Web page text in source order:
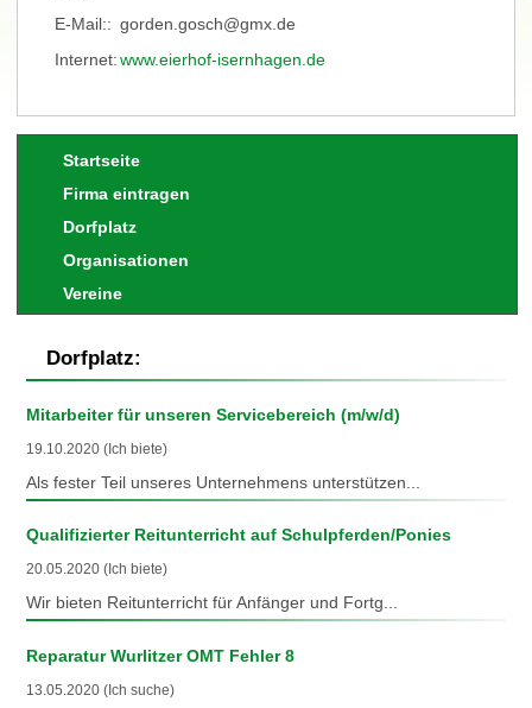
Startseite
Firma eintragen
Dorfplatz
Organisationen
Vereine
Dorfplatz:
Mitarbeiter für unseren Servicebereich (m/w/d)
19.10.2020 (Ich biete)
Als fester Teil unseres Unternehmens unterstützen...
Qualifizierter Reitunterricht auf Schulpferden/Ponies
20.05.2020 (Ich biete)
Wir bieten Reitunterricht für Anfänger und Fortg...
Reparatur Wurlitzer OMT Fehler 8
13.05.2020 (Ich suche)
E-Mail:: gorden.gosch@gmx.de
Internet:www.eierhof-isernhagen.de